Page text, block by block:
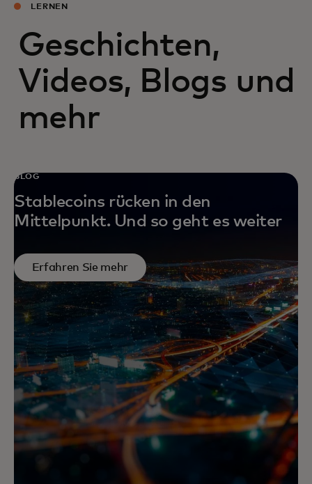
LERNEN
Geschichten,
Videos, Blogs und
mehr
BLOG
Stablecoins rücken in den
Mittelpunkt. Und so geht es weiter
Erfahren Sie mehr